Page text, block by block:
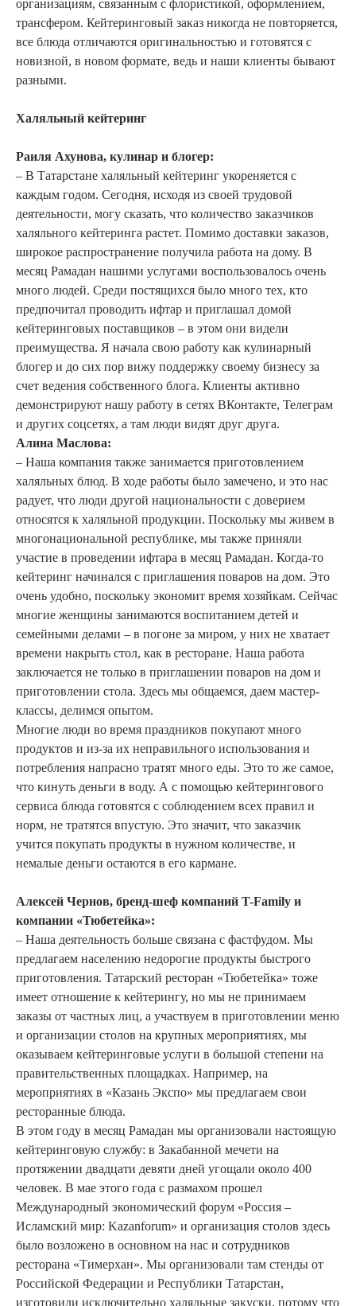
организациям, связанным с флористикой, оформлением,
трансфером. Кейтеринговый заказ никогда не повторяется,
все блюда отличаются оригинальностью и готовятся с
новизной, в новом формате, ведь и наши клиенты бывают
разными.
Халяльный кейтеринг
Раиля Ахунова, кулинар и блогер:
– В Татарстане халяльный кейтеринг укореняется с
каждым годом. Сегодня, исходя из своей трудовой
деятельности, могу сказать, что количество заказчиков
халяльного кейтеринга растет. Помимо доставки заказов,
широкое распространение получила работа на дому. В
месяц Рамадан нашими услугами воспользовалось очень
много людей. Среди постящихся было много тех, кто
предпочитал проводить ифтар и приглашал домой
кейтеринговых поставщиков – в этом они видели
преимущества. Я начала свою работу как кулинарный
блогер и до сих пор вижу поддержку своему бизнесу за
счет ведения собственного блога. Клиенты активно
демонстрируют нашу работу в сетях ВКонтакте, Телеграм
и других соцсетях, а там люди видят друг друга.
Алина Маслова:
– Наша компания также занимается приготовлением
халяльных блюд. В ходе работы было замечено, и это нас
радует, что люди другой национальности с доверием
относятся к халяльной продукции. Поскольку мы живем в
многонациональной республике, мы также приняли
участие в проведении ифтара в месяц Рамадан. Когда-то
кейтеринг начинался с приглашения поваров на дом. Это
очень удобно, поскольку экономит время хозяйкам. Сейчас
многие женщины занимаются воспитанием детей и
семейными делами – в погоне за миром, у них не хватает
времени накрыть стол, как в ресторане. Наша работа
заключается не только в приглашении поваров на дом и
приготовлении стола. Здесь мы общаемся, даем мастер-
классы, делимся опытом.
Многие люди во время праздников покупают много
продуктов и из-за их неправильного использования и
потребления напрасно тратят много еды. Это то же самое,
что кинуть деньги в воду. А с помощью кейтерингового
сервиса блюда готовятся с соблюдением всех правил и
норм, не тратятся впустую. Это значит, что заказчик
учится покупать продукты в нужном количестве, и
немалые деньги остаются в его кармане.
Алексей Чернов, бренд-шеф компаний T-Family и
компании «Тюбетейка»:
– Наша деятельность больше связана с фастфудом. Мы
предлагаем населению недорогие продукты быстрого
приготовления. Татарский ресторан «Тюбетейка» тоже
имеет отношение к кейтерингу, но мы не принимаем
заказы от частных лиц, а участвуем в приготовлении меню
и организации столов на крупных мероприятиях, мы
оказываем кейтеринговые услуги в большой степени на
правительственных площадках. Например, на
мероприятиях в «Казань Экспо» мы предлагаем свои
ресторанные блюда.
В этом году в месяц Рамадан мы организовали настоящую
кейтеринговую службу: в Закабанной мечети на
протяжении двадцати девяти дней угощали около 400
человек. В мае этого года с размахом прошел
Международный экономический форум «Россия –
Исламский мир: Kazanforum» и организация столов здесь
было возложено в основном на нас и сотрудников
ресторана «Тимерхан». Мы организовали там стенды от
Российской Федерации и Республики Татарстан,
изготовили исключительно халяльные закуски, потому что